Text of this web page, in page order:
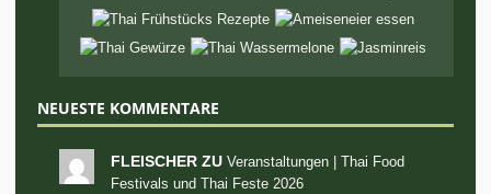
NEUESTE KOMMENTARE
FLEISCHER ZU Veranstaltungen | Thai Food
Festivals und Thai Feste 2026